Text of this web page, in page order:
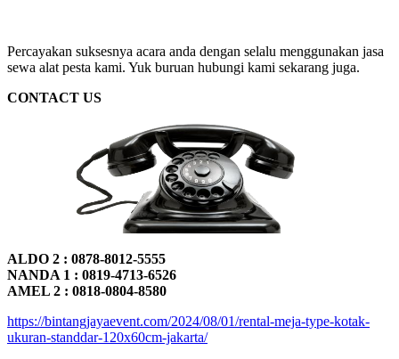
Percayakan suksesnya acara anda dengan selalu menggunakan jasa
sewa alat pesta kami. Yuk buruan hubungi kami sekarang juga.
CONTACT US
ALDO 2 : 0878-8012-5555
NANDA 1 : 0819-4713-6526
AMEL 2 : 0818-0804-8580
https://bintangjayaevent.com/2024/08/01/rental-meja-type-kotak-
ukuran-standdar-120x60cm-jakarta/